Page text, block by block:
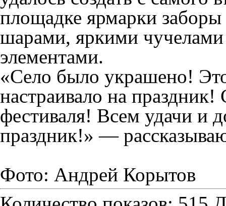
площадке ярмарки
шарами, яркими
элементами.
«Село было украшено!
настраивало на
фестиваля! Всем удачи и
праздник!» —
Фото: Андрей Корытов